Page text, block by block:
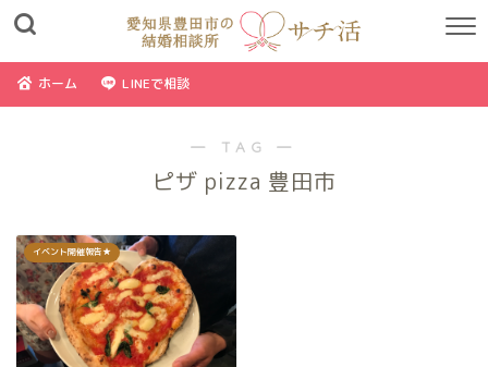
ホーム LINEで相談
― TAG ―
ピザ pizza 豊田市
イベント開催報告★